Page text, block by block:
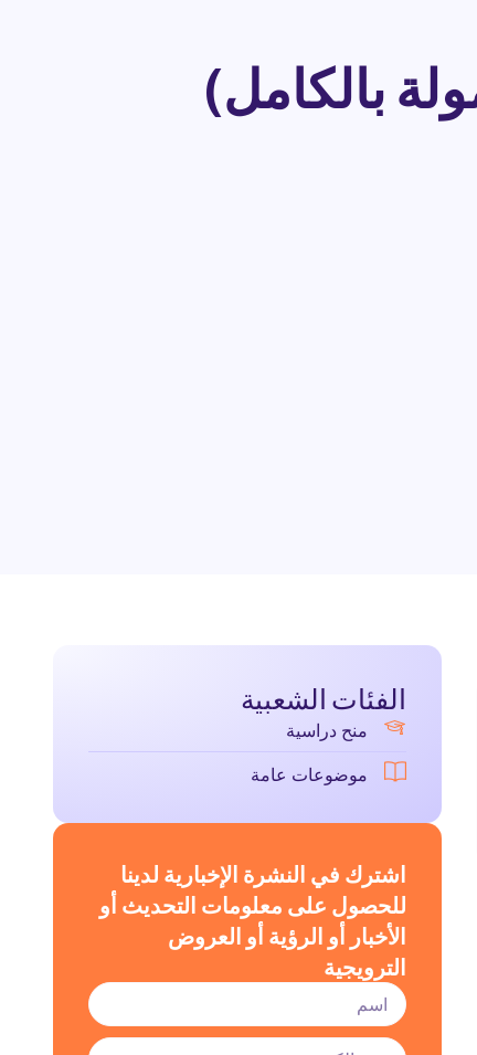
الفئات الشعبية
منح دراسية
موضوعات عامة
اشترك في النشرة الإخبارية لدينا
للحصول على معلومات التحديث أو
الأخبار أو الرؤية أو العروض
الترويجية